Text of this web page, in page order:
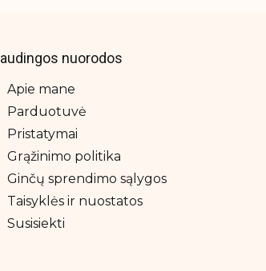
nuorodos
Apie mane
Parduotuvė
Pristatymai
Grąžinimo politika
Ginčų sprendimo sąlygos
Taisyklės ir nuostatos
Susisiekti